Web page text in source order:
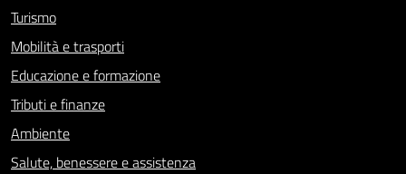
Turismo
Mobilità e trasporti
Educazione e formazione
Tributi e finanze
Ambiente
Salute, benessere e assistenza